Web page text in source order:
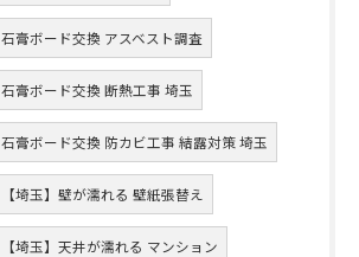
石膏ボード交換 アスベスト調査
石膏ボード交換 断熱工事 埼玉
石膏ボード交換 防カビ工事 結露対策 埼玉
【埼玉】壁が濡れる 壁紙張替え
【埼玉】天井が濡れる マンション